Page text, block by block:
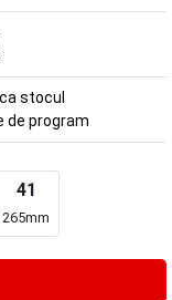
stocul
de program
41
265mm